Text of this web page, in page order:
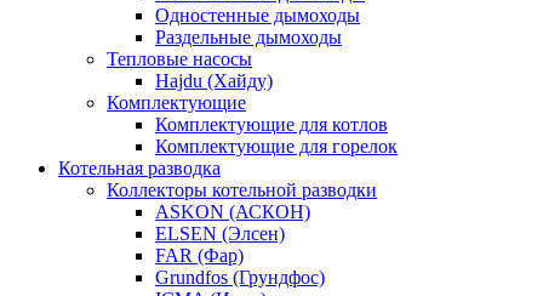
Одностенные дымоходы
Раздельные дымоходы
Тепловые насосы
Hajdu (Хайду)
Комплектующие
Комплектующие для котлов
Комплектующие для горелок
Котельная разводка
Коллекторы котельной разводки
ASKON (АСКОН)
ELSEN (Элсен)
FAR (Фар)
Grundfos (Грундфос)